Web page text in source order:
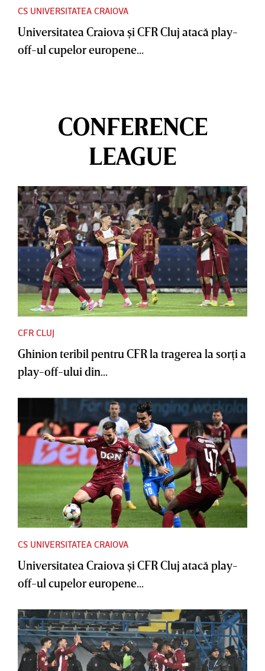
CS UNIVERSITATEA CRAIOVA
Universitatea Craiova şi CFR Cluj atacă play-
off-ul cupelor europene...
CONFERENCE
LEAGUE
CFR CLUJ
Ghinion teribil pentru CFR la tragerea la sorţi a
play-off-ului din...
CS UNIVERSITATEA CRAIOVA
Universitatea Craiova şi CFR Cluj atacă play-
off-ul cupelor europene...